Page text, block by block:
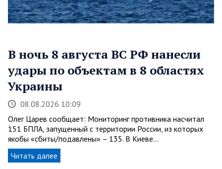
В ночь 8 августа ВС РФ нанесли
удары по объектам в 8 областях
Украины
08.08.2026 10:09
Олег Царев сообщает: Мониторинг противника насчитал
151 БПЛА, запущенный с территории России, из которых
якобы «сбиты/подавлены» – 135. В Киеве…
Читать далее